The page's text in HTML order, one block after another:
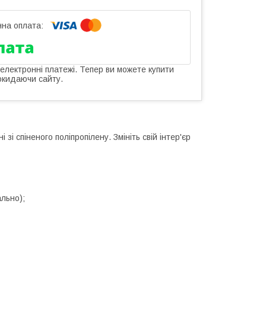
платежі. Тепер ви можете купити
сайту.
спіненого поліпропілену. Змініть свій інтер'єр